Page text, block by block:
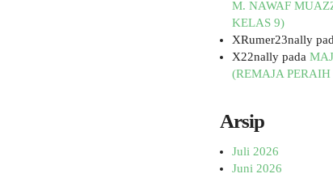
M. NAWAF
KELAS 9)
XRumer23nally
X22nally pada
(REMAJA
Arsip
Juli 2026
Juni 2026